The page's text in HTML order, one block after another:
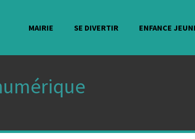
MAIRIE SE DIVERTIR ENFANCE